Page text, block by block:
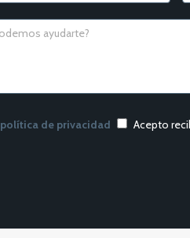
política de privacidad Acepto